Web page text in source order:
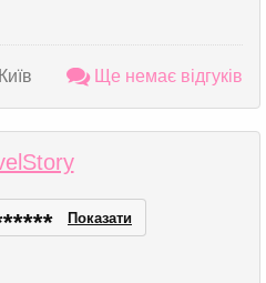
Ще немає відгуків
***** Показати